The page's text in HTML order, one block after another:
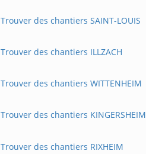
Trouver des chantiers SAINT-LOUIS
Trouver des chantiers ILLZACH
Trouver des chantiers WITTENHEIM
Trouver des chantiers KINGERSHEIM
Trouver des chantiers RIXHEIM